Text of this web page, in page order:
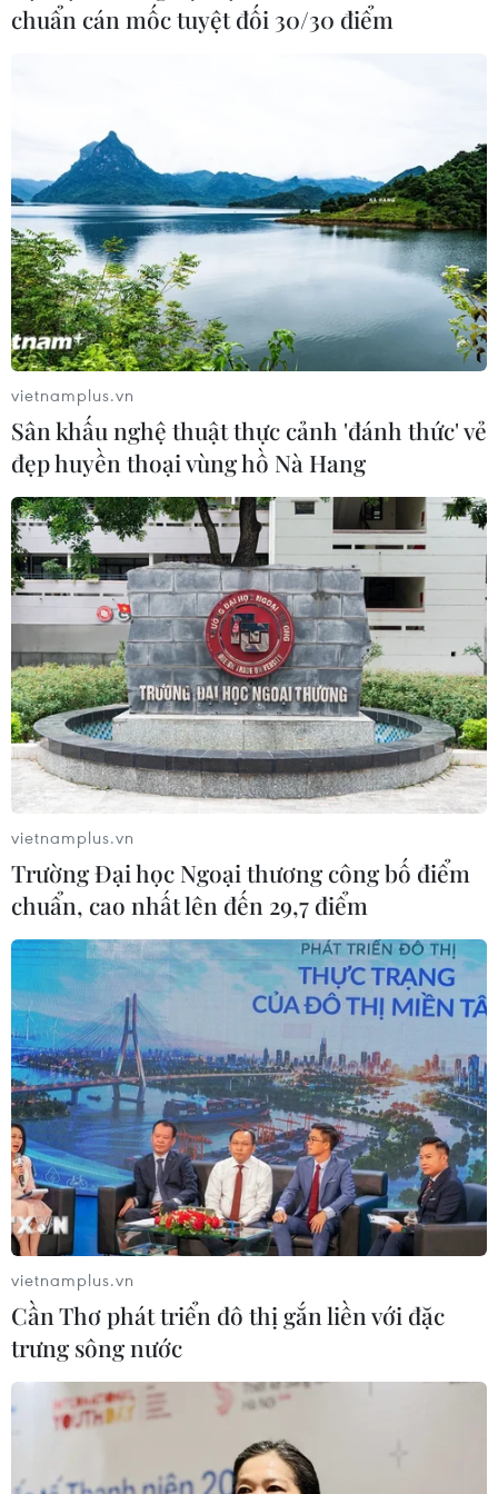
Tràm.
NovaWorld Ho Tram “thổi bùng” sức sống
cho du lịch Hồ Tràm
Sau COVID-19, Hồ Tràm trở thành “ứng cử viên” sáng
giá trong danh sách tọa độ second home nhờ khoảng
cách di chuyển chỉ hơn 2 giờ từ Thành phố Hồ Chí Minh
qua cao tốc TP,HCM-Long Thành.
Các hoa hậu khám phá đại lộ shophouse
NovaWorld Ho Tram
19/07/2022 09:57
Hoa hậu Trái đất 2020, 2021 cùng top 3 Hoa hậu các
Dân tộc Việt Nam 2022 vừa có chuyến trải nghiệm thú vị
tại tuyến shophouse ven biển bậc nhất Hồ Tràm ở huyện
Xuyên Mộc, tỉnh Bà Rịa-Vũng Tàu.
chuẩn cán mốc tuyệt đối 30/30 điểm
vietnamplus.vn
Sân khấu nghệ thuật thực cảnh 'đánh thức' vẻ
đẹp huyền thoại vùng hồ Nà Hang
vietnamplus.vn
Trường Đại học Ngoại thương công bố điểm
chuẩn, cao nhất lên đến 29,7 điểm
vietnamplus.vn
Cần Thơ phát triển đô thị gắn liền với đặc
trưng sông nước